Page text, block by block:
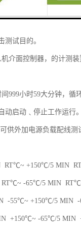
选材考究。
室三部分，采特之断热
测试目的。
介面控制器，的计测
999小时59大分钟，
启动﹑停止工作运行。
供外加电源负载配线测
RT℃~ +150℃/5 MIN
RT℃~ -65℃/5 MIN
-55℃~ +150℃/5 MIN
+150℃~ -65℃/5 MIN